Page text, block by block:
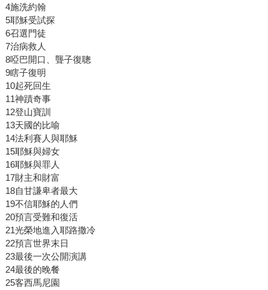
4施洗約翰
5耶穌受試探
6召選門徒
7治病救人
8啞巴開口、聾子復聰
9瞎子復明
10起死回生
11神蹟奇事
12登山寶訓
13天國的比喻
14法利賽人與耶穌
15耶穌與婦女
16耶穌與罪人
17財主和財富
18自甘謙卑者最大
19不信耶穌的人們
20預言受難和復活
21光榮地進入耶路撒冷
22預言世界末日
23最後一次公開演講
24最後的晚餐
25客西馬尼園